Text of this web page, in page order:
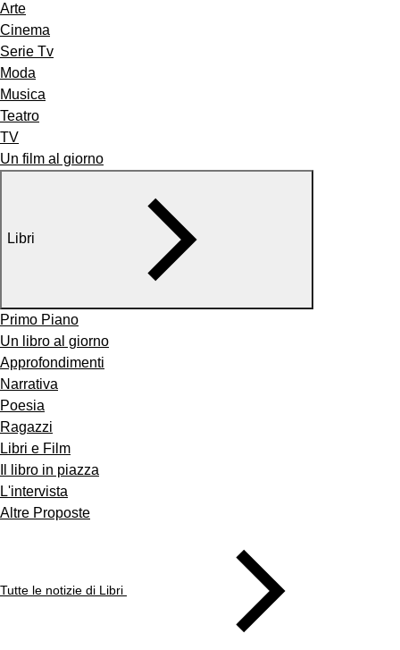
Arte
Cinema
Serie Tv
Moda
Musica
Teatro
TV
Un film al giorno
Libri
Primo Piano
Un libro al giorno
Approfondimenti
Narrativa
Poesia
Ragazzi
Libri e Film
Il libro in piazza
L'intervista
Altre Proposte
Tutte le notizie di Libri